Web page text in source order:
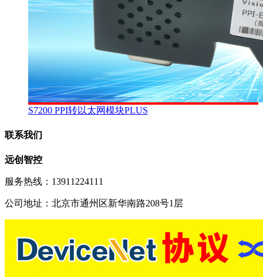
S7200 PPI转以太网模块PLUS
联系我们
远创智控
服务热线：13911224111
公司地址：北京市通州区新华南路208号1层